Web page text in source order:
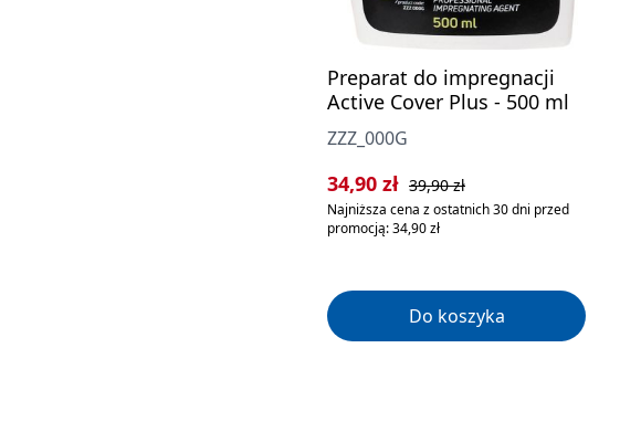
Preparat do impregnacji
Active Cover Plus - 500 ml
ZZZ_000G
Cena sprzedaży:
34,90 zł Cena regularna:
39,90 zł
Najniższa cena z ostatnich 30 dni przed
promocją: 34,90 zł
Do koszyka